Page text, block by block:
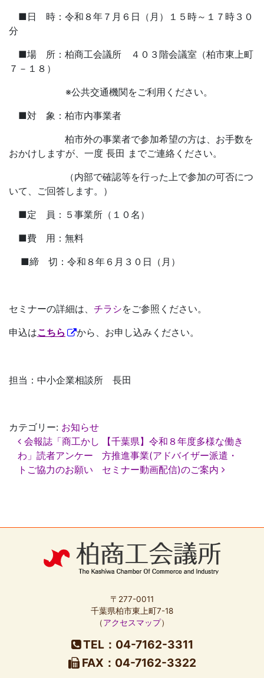
■日 時：令和８年７月６日（月）１５時～１７時３０
分
■場 所：柏商工会議所 ４０３階会議室（柏市東上町
７－１８）
※公共交通機関をご利用ください。
■対 象：柏市内事業者
柏市外の事業者で参加希望の方は、お手数を
おかけしますが、一度 長田 までご連絡ください。
（内部で確認等を行った上で参加の可否につ
いて、ご回答します。）
■定 員：５事業所（１０名）
■費 用：無料
■締 切：令和８年６月３０日（月）
セミナーの詳細は、 チラシをご参照ください。
申込はこちら から、お申し込みください。
担当：中小企業相談所 長田
カテゴリー: お知らせ
投
稿
ナ
ビ
ン
会報誌「商工かし
わ」読者アンケー
トご協力のお願い
【千葉県】令和８年度多様な働き
方推進事業(アドバイザー派遣・
セミナー動画配信)のご案内
〒277-0011
千葉県柏市東上町7-18
（アクセスマップ）
TEL：04-7162-3311
FAX：04-7162-3322